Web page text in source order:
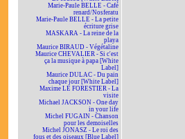
Marie-Paule BELLE - Café
renard/Nosferatu
Marie-Paule BELLE - La petite
écriture grise
MASKARA - La reine de la
playa
Maurice BIRAUD - Végétaline
Maurice CHEVALIER - Si c'est
ça la musique à papa [White
Label]
Maurice DULAC - Du pain
chaque jour [White Label]
Maxime LE FORESTIER - La
visite
Michael JACKSON - One day
in your life
Michel FUGAIN - Chanson
pour les demoiselles
Michel JONASZ - Le roi des
fous et des oiseaux [Blue Label]